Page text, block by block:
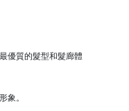
優質的髮型和髮廊體
象。